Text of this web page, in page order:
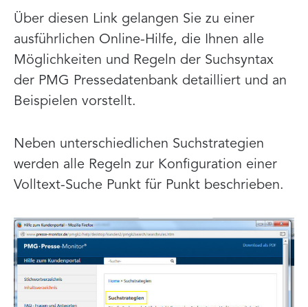
Über diesen Link gelangen Sie zu einer
ausführlichen Online-Hilfe, die Ihnen alle
Möglichkeiten und Regeln der Suchsyntax
der PMG Pressedatenbank detailliert und an
Beispielen vorstellt.
Neben unterschiedlichen Suchstrategien
werden alle Regeln zur Konfiguration einer
Volltext-Suche Punkt für Punkt beschrieben.